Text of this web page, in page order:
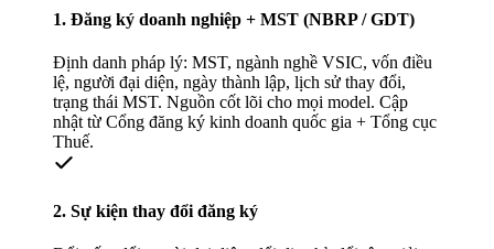
1. Đăng ký doanh nghiệp + MST (NBRP / GDT)
Định danh pháp lý: MST, ngành nghề VSIC, vốn điều
lệ, người đại diện, ngày thành lập, lịch sử thay đổi,
trạng thái MST. Nguồn cốt lõi cho mọi model. Cập
nhật từ Cổng đăng ký kinh doanh quốc gia + Tổng cục
Thuế.
2. Sự kiện thay đổi đăng ký